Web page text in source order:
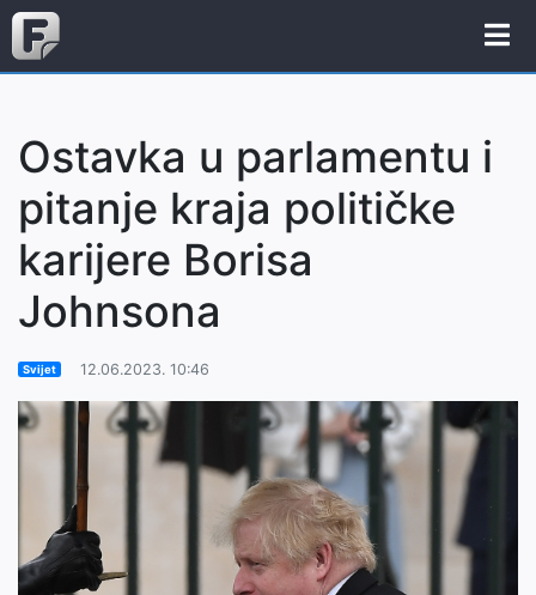
Ostavka u parlamentu i
pitanje kraja političke
karijere Borisa
Johnsona
Svijet 12.06.2023. 10:46